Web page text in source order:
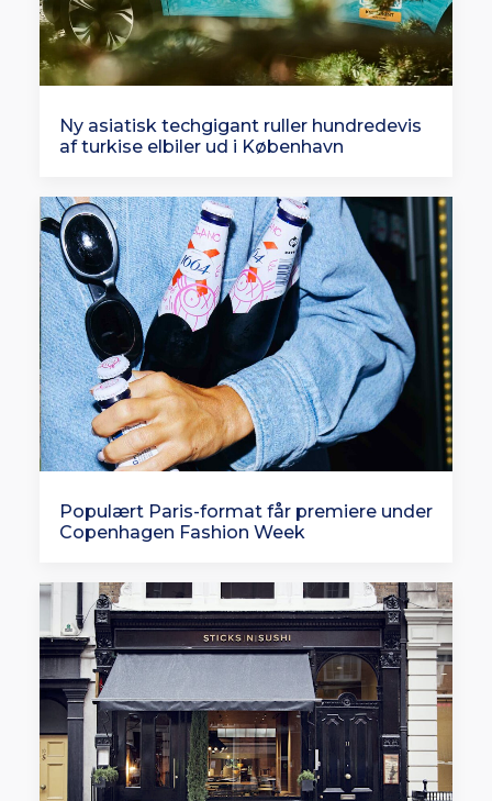
Ny asiatisk techgigant ruller hundredevis
af turkise elbiler ud i København
Populært Paris-format får premiere under
Copenhagen Fashion Week